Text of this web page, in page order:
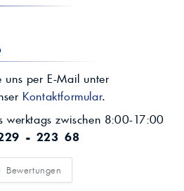
uns per E-Mail unter
Kontaktformular.
werktags zwischen 8:00-17:00
- 223 68
Bewertungen